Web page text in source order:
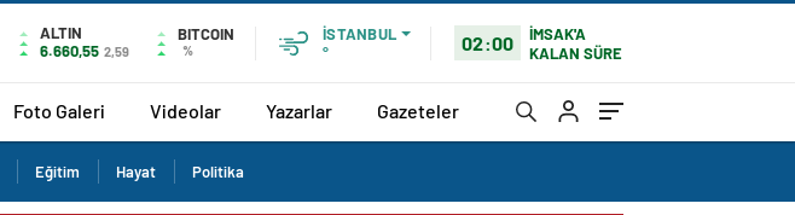
ALTIN
6.660,55 2,59
BITCOIN
%
İSTANBUL
°
02:00
İMSAK'A
KALAN SÜRE
Foto Galeri Videolar Yazarlar Gazeteler
Eğitim Hayat Politika